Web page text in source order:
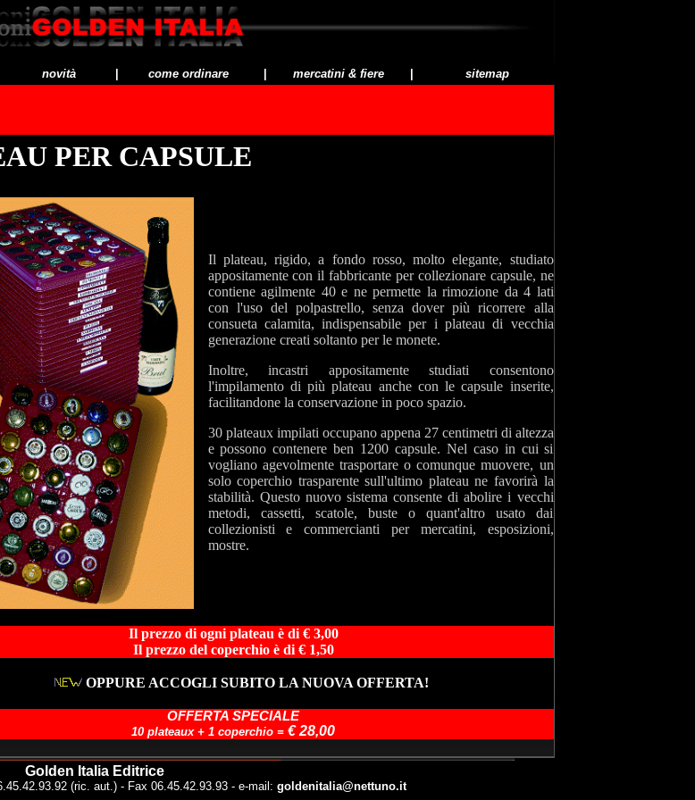
novità come ordinare mercatini & fiere sitemap
PER CAPSULE
Il plateau, rigido, a fondo rosso, molto elegante, studiato
appositamente con il fabbricante per collezionare capsule, ne
contiene agilmente 40 e ne permette la rimozione da 4 lati
con l'uso del polpastrello, senza dover più ricorrere alla
consueta calamita, indispensabile per i plateau di vecchia
generazione creati soltanto per le monete.
Inoltre, incastri appositamente studiati consentono
l'impilamento di più plateau anche con le capsule inserite,
facilitandone la conservazione in poco spazio.
30 plateaux impilati occupano appena 27 centimetri di altezza
e possono contenere ben 1200 capsule. Nel caso in cui si
vogliano agevolmente trasportare o comunque muovere, un
solo coperchio trasparente sull'ultimo plateau ne favorirà la
stabilità. Questo nuovo sistema consente di abolire i vecchi
metodi, cassetti, scatole, buste o quant'altro usato dai
collezionisti e commercianti per mercatini, esposizioni,
mostre.
Il prezzo di ogni plateau è di € 3,00
Il prezzo del coperchio è di € 1,50
OPPURE ACCOGLI SUBITO LA NUOVA OFFERTA!
OFFERTA SPECIALE
10 plateaux + 1 coperchio = € 28,00
Golden Italia Editrice
(ric. aut.) - Fax 06.45.42.93.93 - e-mail: goldenitalia@nettuno.it